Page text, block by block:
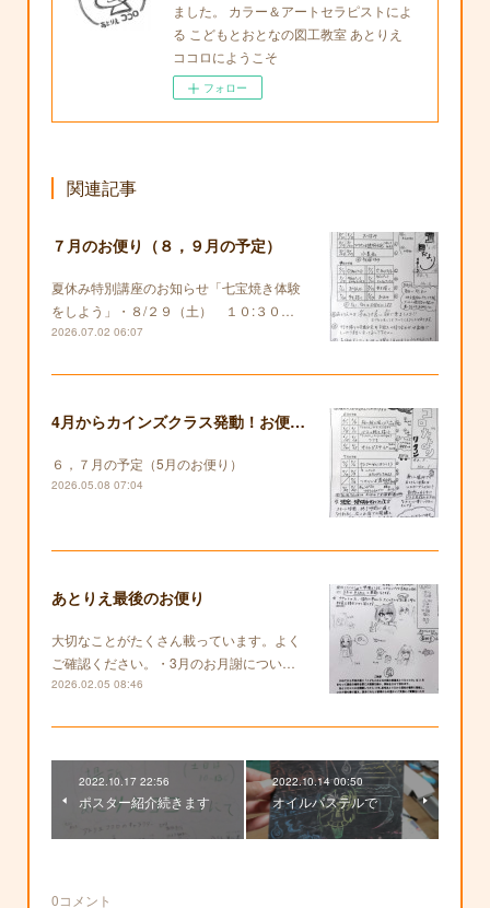
ました。 カラー＆アートセラピストによ
る こどもとおとなの図工教室 あとりえ
ココロにようこそ
フォロー
関連記事
７月のお便り（８，９月の予定）
夏休み特別講座のお知らせ「七宝焼き体験
をしよう」・８/２９（土） １０:３０…
2026.07.02 06:07
4月からカインズクラス発動！お便りも復活します！
６，７月の予定（5月のお便り）
2026.05.08 07:04
あとりえ最後のお便り
大切なことがたくさん載っています。よく
ご確認ください。・3月のお月謝につい…
2026.02.05 08:46
2022.10.17 22:56
ポスター紹介続きます
2022.10.14 00:50
オイルパステルで
0コメント